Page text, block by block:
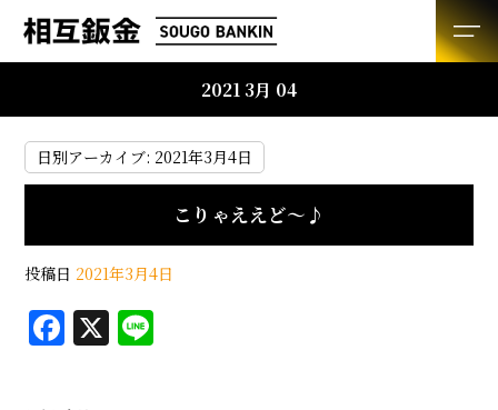
2021 3月 04
日別アーカイブ: 2021年3月4日
こりゃええど～♪
投稿日 2021年3月4日
F
a
c
X